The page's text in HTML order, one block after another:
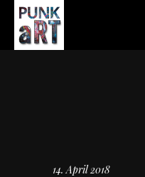
14. April 2018